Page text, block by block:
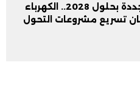
45% طاقة متجددة بحلول 2028.. الكهرباء
تسريع مشروعات التحول